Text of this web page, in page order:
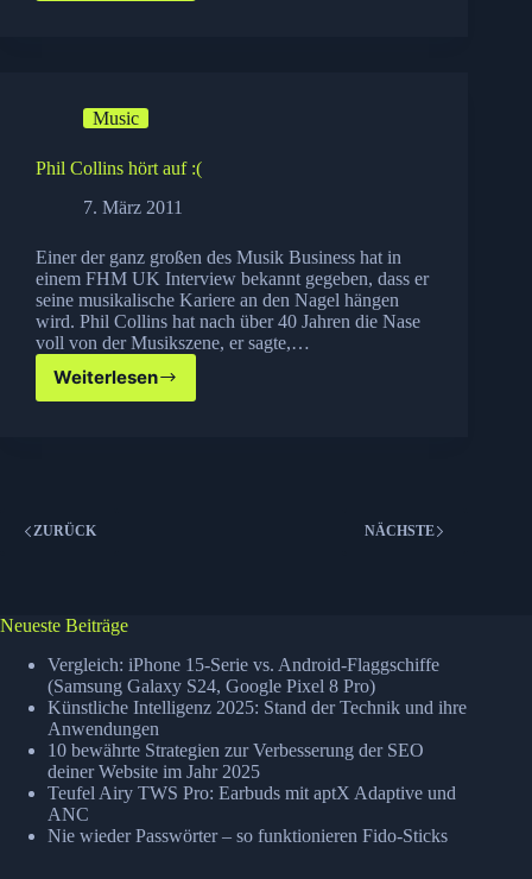
für
Songs
Music
Phil Collins hört auf :(
7. März 2011
Einer der ganz großen des Musik Business hat in
einem FHM UK Interview bekannt gegeben, dass er
seine musikalische Kariere an den Nagel hängen
wird. Phil Collins hat nach über 40 Jahren die Nase
voll von der Musikszene, er sagte,…
Weiterlesen
Phil
ZURÜCK NÄCHSTE
Neueste Beiträge
Vergleich: iPhone 15-Serie vs. Android-Flaggschiffe
(Samsung Galaxy S24, Google Pixel 8 Pro)
Künstliche Intelligenz 2025: Stand der Technik und ihre
Anwendungen
10 bewährte Strategien zur Verbesserung der SEO
deiner Website im Jahr 2025
Teufel Airy TWS Pro: Earbuds mit aptX Adaptive und
ANC
Nie wieder Passwörter – so funktionieren Fido-Sticks